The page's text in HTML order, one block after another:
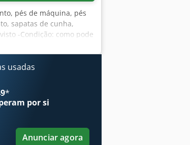
pés de máquina, pés
sapatas de cunha,
-Condição: como pode
-Suporte interior: 25
120/H63 mm -Peso: 4,8
usadas
*
por si
Anunciar agora